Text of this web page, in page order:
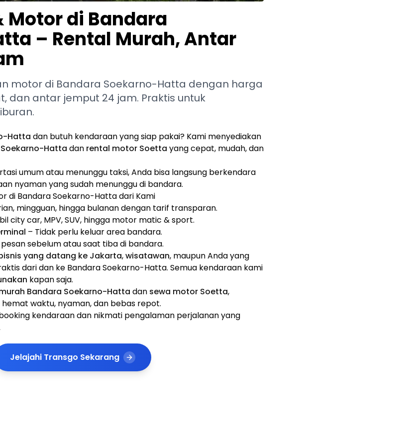
Motor di Bandara
– Rental Murah, Antar
motor di Bandara Soekarno-Hatta dengan harga
dan antar jemput 24 jam. Praktis untuk
Hatta dan butuh kendaraan yang siap pakai? Kami menyediakan
Hatta dan rental motor Soetta yang cepat, mudah, dan
umum atau menunggu taksi, Anda bisa langsung berkendara
nyaman yang sudah menunggu di bandara.
di Bandara Soekarno-Hatta dari Kami
mingguan, hingga bulanan dengan tarif transparan.
city car, MPV, SUV, hingga motor matic & sport.
– Tidak perlu keluar area bandara.
pesan sebelum atau saat tiba di bandara.
yang datang ke Jakarta,wisatawan, maupun Anda yang
dari dan ke Bandara Soekarno-Hatta. Semua kendaraan kami
kapan saja.
Bandara Soekarno-Hatta dan sewa motor Soetta,
waktu, nyaman, dan bebas repot.
kendaraan dan nikmati pengalaman perjalanan yang
Jelajahi Transgo Sekarang